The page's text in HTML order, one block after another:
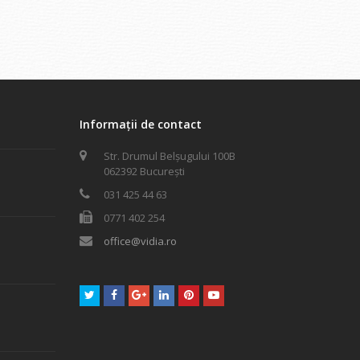
Informații de contact
Str. Drumul Belșugului 100B
062392 București
031 425 44 63
0771 402 254
office@vidia.ro
TwitterFacebookGooglePlus
LinkedInPinterestYoutube